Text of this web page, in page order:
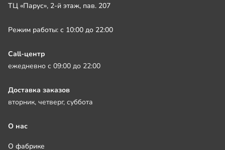
ТЦ «Парус», 2-й этаж, пав. 207
Режим работы: с 10:00 до 22:00
Call-центр
ежедневно с 09:00 до 22:00
Доставка заказов
вторник, четверг, суббота
О нас
О фабрике